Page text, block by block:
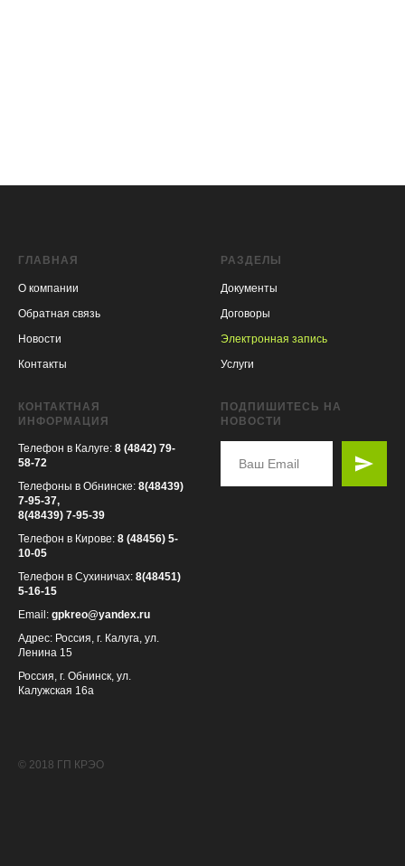
ГЛАВНАЯ
О компании
Обратная связь
Новости
Контакты
РАЗДЕЛЫ
Документы
Договоры
Электронная запись
Услуги
КОНТАКТНАЯ
ИНФОРМАЦИЯ
Телефон в Калуге: 8 (4842) 79-
58-72
Телефоны в Обнинске: 8(48439)
7-95-37,
8(48439) 7-95-39
Телефон в Кирове: 8 (48456) 5-
10-05
Телефон в Сухиничах: 8(48451)
5-16-15
Email: gpkreo@yandex.ru
Адрес: Россия, г. Калуга, ул.
Ленина 15
Россия, г. Обнинск, ул.
Калужская 16а
ПОДПИШИТЕСЬ НА
НОВОСТИ
© 2018 ГП КРЭО